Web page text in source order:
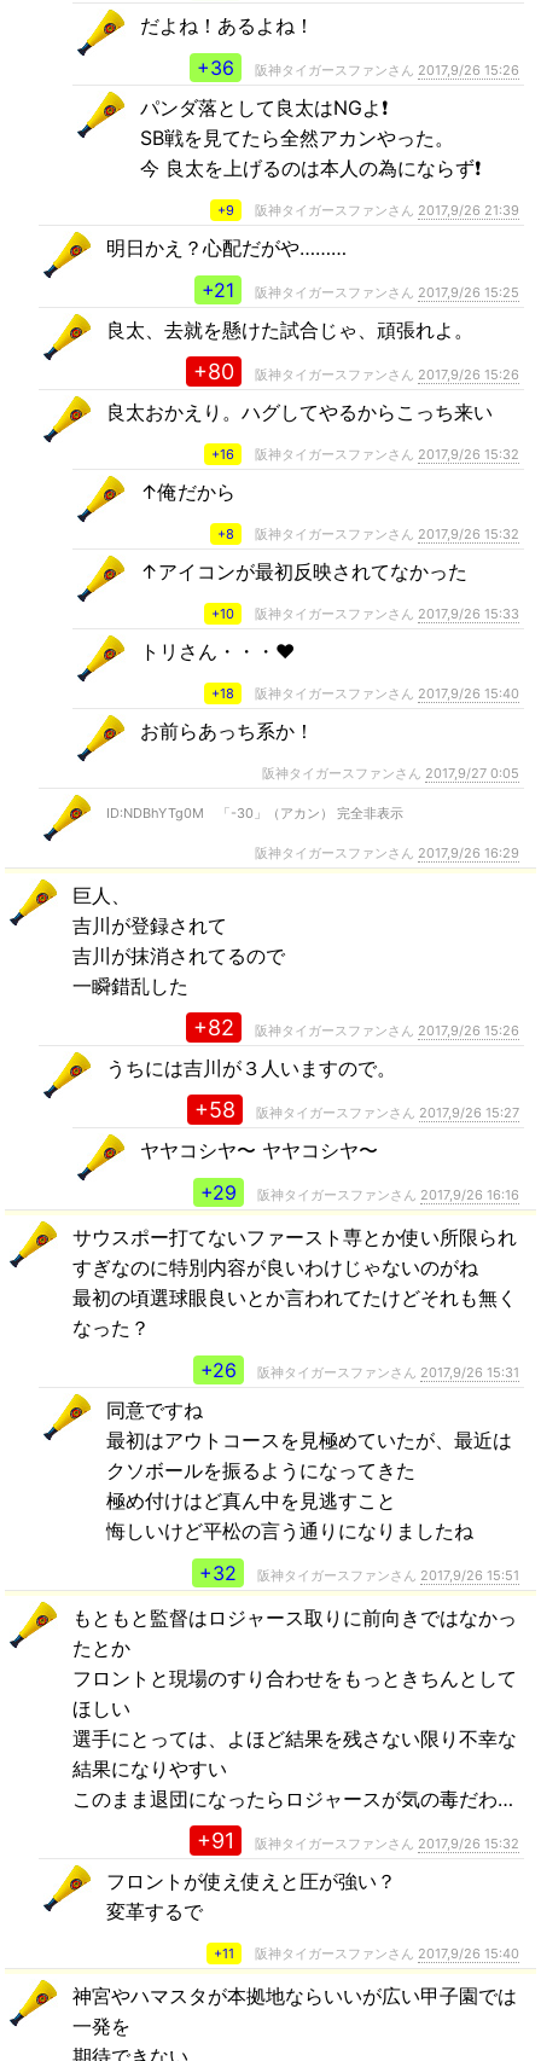
だよね！あるよね！
+36
阪神タイガースファンさん 2017,9/26 15:26
パンダ落として良太はNGよ❗️
SB戦を見てたら全然アカンやった。
今 良太を上げるのは本人の為にならず❗️
+9 阪神タイガースファンさん 2017,9/26 21:39
明日かえ？心配だがや………
+21
阪神タイガースファンさん 2017,9/26 15:25
良太、去就を懸けた試合じゃ、頑張れよ。
+80 阪神タイガースファンさん 2017,9/26 15:26
良太おかえり。ハグしてやるからこっち来い
+16 阪神タイガースファンさん 2017,9/26 15:32
↑俺だから
+8 阪神タイガースファンさん 2017,9/26 15:32
↑アイコンが最初反映されてなかった
+10 阪神タイガースファンさん 2017,9/26 15:33
トリさん・・・❤
+18 阪神タイガースファンさん 2017,9/26 15:40
お前らあっち系か！
阪神タイガースファンさん 2017,9/27 0:05
ID:NDBhYTg0M 「-30」（アカン） 完全非表示
阪神タイガースファンさん 2017,9/26 16:29
巨人、
吉川が登録されて
吉川が抹消されてるので
一瞬錯乱した
+82 阪神タイガースファンさん 2017,9/26 15:26
うちには吉川が３人いますので。
+58 阪神タイガースファンさん 2017,9/26 15:27
ヤヤコシヤ〜 ヤヤコシヤ〜
+29
阪神タイガースファンさん 2017,9/26 16:16
サウスポー打てないファースト専とか使い所限られ
すぎなのに特別内容が良いわけじゃないのがね
最初の頃選球眼良いとか言われてたけどそれも無く
なった？
+26
阪神タイガースファンさん 2017,9/26 15:31
同意ですね
最初はアウトコースを見極めていたが、最近は
クソボールを振るようになってきた
極め付けはど真ん中を見逃すこと
悔しいけど平松の言う通りになりましたね
+32
阪神タイガースファンさん 2017,9/26 15:51
もともと監督はロジャース取りに前向きではなかっ
たとか
フロントと現場のすり合わせをもっときちんとして
ほしい
選手にとっては、よほど結果を残さない限り不幸な
結果になりやすい
このまま退団になったらロジャースが気の毒だわ…
+91 阪神タイガースファンさん 2017,9/26 15:32
フロントが使え使えと圧が強い？
変革するで
+11 阪神タイガースファンさん 2017,9/26 15:40
神宮やハマスタが本拠地ならいいが広い甲子園では
一発を